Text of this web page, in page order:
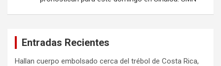
Entradas Recientes
Hallan cuerpo embolsado cerca del trébol de Costa Rica,